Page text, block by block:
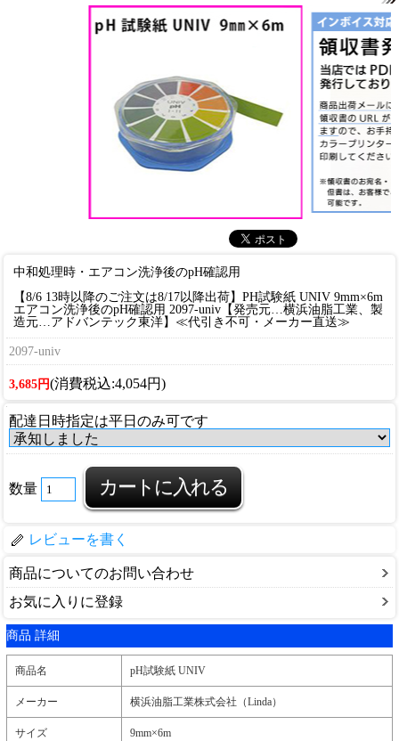
中和処理時・エアコン洗浄後のpH確認用
【8/6 13時以降のご注文は8/17以降出荷】PH試験紙 UNIV 9mm×6m
エアコン洗浄後のpH確認用 2097-univ【発売元…横浜油脂工業、製
造元…アドバンテック東洋】≪代引き不可・メーカー直送≫
2097-univ
3,685円(消費税込:4,054円)
配達日時指定は平日のみ可です
数量
レビューを書く
商品についてのお問い合わせ
お気に入りに登録
商品 詳細
商品名 pH試験紙 UNIV
メーカー 横浜油脂工業株式会社（Linda）
サイズ 9mm×6m